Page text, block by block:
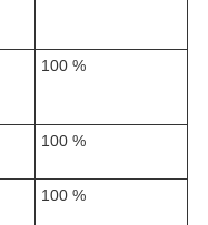
100 %
100 %
100 %